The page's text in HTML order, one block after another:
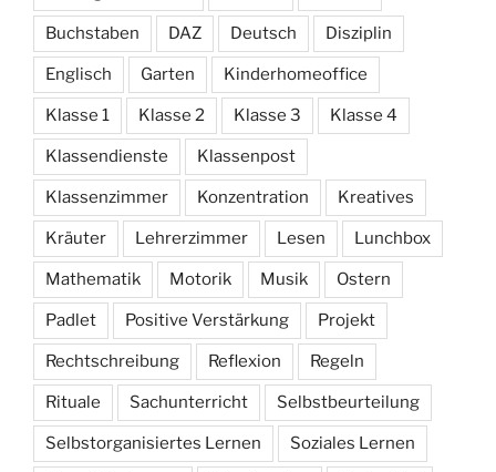
Buchstaben DAZ Deutsch Disziplin
Englisch Garten Kinderhomeoffice
Klasse 1 Klasse 2 Klasse 3 Klasse 4
Klassendienste Klassenpost
Klassenzimmer Konzentration Kreatives
Kräuter Lehrerzimmer Lesen Lunchbox
Mathematik Motorik Musik Ostern
Padlet Positive Verstärkung Projekt
Rechtschreibung Reflexion Regeln
Rituale Sachunterricht Selbstbeurteilung
Selbstorganisiertes Lernen Soziales Lernen